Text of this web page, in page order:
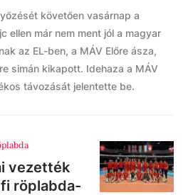
követően vasárnap a
ellen már nem ment jól a magyar
az EL-ben, a MÁV Előre ásza,
simán kikapott. Idehaza a MÁV
távozását jelentette be.
vezették
röplabda-